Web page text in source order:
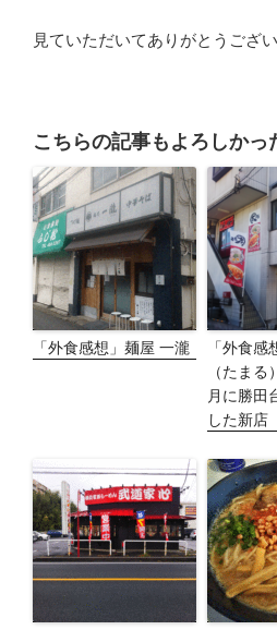
見ていただいてありがとうござ
こちらの記事もよろしかっ
「外食感想」麺屋 一瀧
「外食感
（たま
月に勝田
した新店